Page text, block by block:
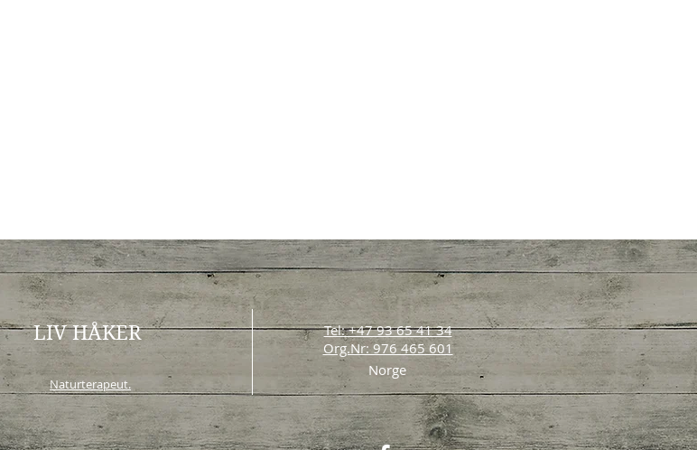
LIV HÅKER
Naturterapeut.
Tel: +47 93 65 41 34
Org.Nr: 976 465 601
Norge